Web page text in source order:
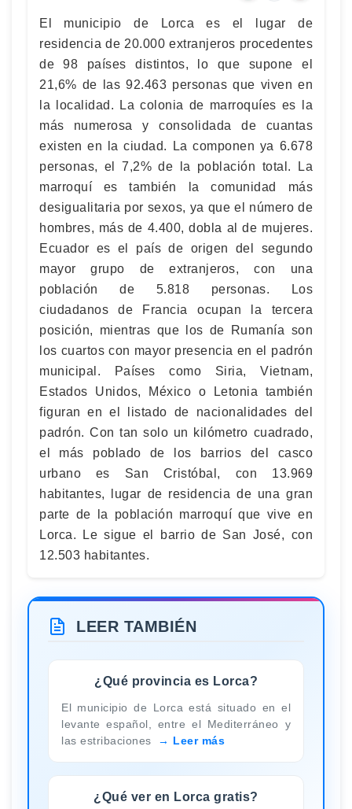
El municipio de Lorca es el lugar de
residencia de 20.000 extranjeros procedentes
de 98 países distintos, lo que supone el
21,6% de las 92.463 personas que viven en
la localidad. La colonia de marroquíes es la
más numerosa y consolidada de cuantas
existen en la ciudad. La componen ya 6.678
personas, el 7,2% de la población total. La
marroquí es también la comunidad más
desigualitaria por sexos, ya que el número de
hombres, más de 4.400, dobla al de mujeres.
Ecuador es el país de origen del segundo
mayor grupo de extranjeros, con una
población de 5.818 personas. Los
ciudadanos de Francia ocupan la tercera
posición, mientras que los de Rumanía son
los cuartos con mayor presencia en el padrón
municipal. Países como Siria, Vietnam,
Estados Unidos, México o Letonia también
figuran en el listado de nacionalidades del
padrón. Con tan solo un kilómetro cuadrado,
el más poblado de los barrios del casco
urbano es San Cristóbal, con 13.969
habitantes, lugar de residencia de una gran
parte de la población marroquí que vive en
Lorca. Le sigue el barrio de San José, con
12.503 habitantes.
LEER TAMBIÉN
¿Qué provincia es Lorca?
El municipio de Lorca está situado en el
levante español, entre el Mediterráneo y
las estribaciones
Leer más
¿Qué ver en Lorca gratis?